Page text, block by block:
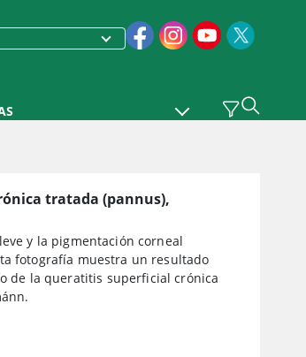
tratada (pannus),
y la pigmentación corneal
fotografía muestra un resultado
de la queratitis superficial crónica